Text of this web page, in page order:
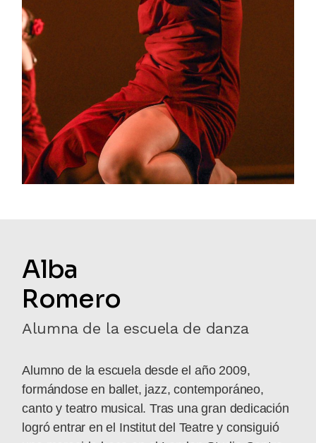
Alba
Romero
Alumna de la escuela de danza
Alumno de la escuela desde el año 2009,
formándose en ballet, jazz, contemporáneo,
canto y teatro musical. Tras una gran dedicación
logró entrar en el Institut del Teatre y consiguió